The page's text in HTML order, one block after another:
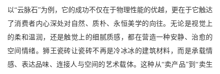
以“云脉石”为例，它的成功不仅在于物理性能的优越，更在于它触达
了消费者内心深处对自然、质朴、永恒美学的向往。无论是视觉上
的柔和温润，还是触觉上的细腻质感，都在营造一种安静、治愈的
空间情绪。狮王瓷砖让瓷砖不再是冷冰冰的建筑材料，而是承载情
感、表达品味、连接人与空间的艺术载体。这种从“卖产品”到“卖生